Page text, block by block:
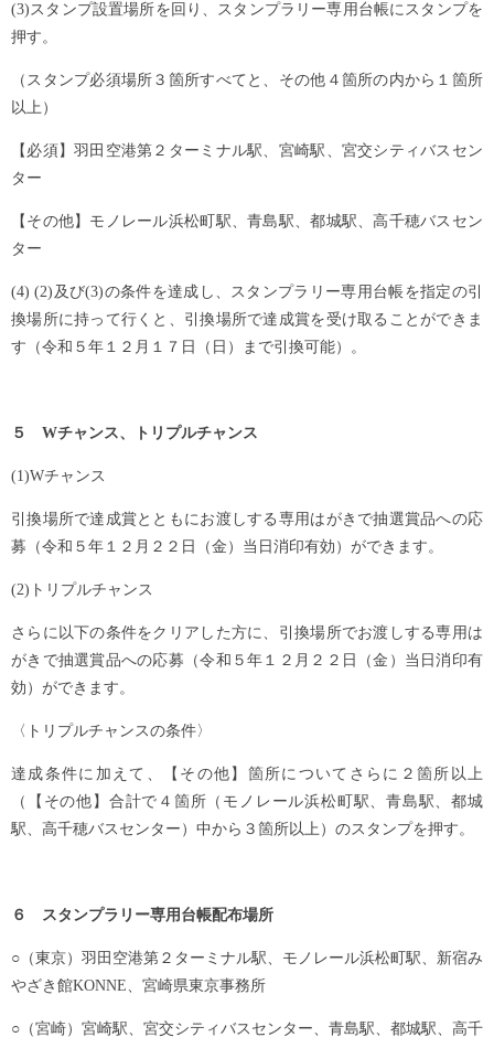
(3)スタンプ設置場所を回り、スタンプラリー専用台帳にスタンプを
押す。
（スタンプ必須場所３箇所すべてと、その他４箇所の内から１箇所
以上）
【必須】羽田空港第２ターミナル駅、宮崎駅、宮交シティバスセン
ター
【その他】モノレール浜松町駅、青島駅、都城駅、高千穂バスセン
ター
(4) (2)及び(3)の条件を達成し、スタンプラリー専用台帳を指定の引
換場所に持って行くと、引換場所で達成賞を受け取ることができま
す（令和５年１２月１７日（日）まで引換可能）。
５ Wチャンス、トリプルチャンス
(1)Wチャンス
引換場所で達成賞とともにお渡しする専用はがきで抽選賞品への応
募（令和５年１２月２２日（金）当日消印有効）ができます。
(2)トリプルチャンス
さらに以下の条件をクリアした方に、引換場所でお渡しする専用は
がきで抽選賞品への応募（令和５年１２月２２日（金）当日消印有
効）ができます。
〈トリプルチャンスの条件〉
達成条件に加えて、【その他】箇所についてさらに２箇所以上
（【その他】合計で４箇所（モノレール浜松町駅、青島駅、都城
駅、高千穂バスセンター）中から３箇所以上）のスタンプを押す。
６ スタンプラリー専用台帳配布場所
○（東京）羽田空港第２ターミナル駅、モノレール浜松町駅、新宿み
やざき館KONNE、宮崎県東京事務所
○（宮崎）宮崎駅、宮交シティバスセンター、青島駅、都城駅、高千